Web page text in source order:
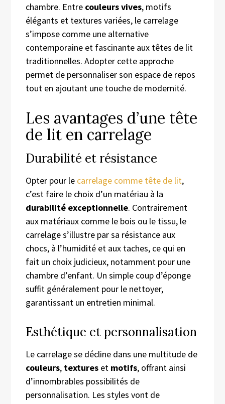
chambre. Entre couleurs vives, motifs
élégants et textures variées, le carrelage
s’impose comme une alternative
contemporaine et fascinante aux têtes de lit
traditionnelles. Adopter cette approche
permet de personnaliser son espace de repos
tout en ajoutant une touche de modernité.
Les avantages d’une tête
de lit en carrelage
Durabilité et résistance
Opter pour le carrelage comme tête de lit,
c’est faire le choix d’un matériau à la
durabilité exceptionnelle. Contrairement
aux matériaux comme le bois ou le tissu, le
carrelage s’illustre par sa résistance aux
chocs, à l’humidité et aux taches, ce qui en
fait un choix judicieux, notamment pour une
chambre d’enfant. Un simple coup d’éponge
suffit généralement pour le nettoyer,
garantissant un entretien minimal.
Esthétique et personnalisation
Le carrelage se décline dans une multitude de
couleurs, textures et motifs, offrant ainsi
d’innombrables possibilités de
personnalisation. Les styles vont de